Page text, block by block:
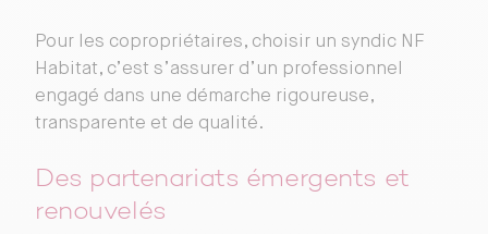
Pour les copropriétaires, choisir un syndic NF
Habitat, c’est s’assurer d’un professionnel
engagé dans une démarche rigoureuse,
transparente et de qualité.
Des partenariats émergents et
renouvelés